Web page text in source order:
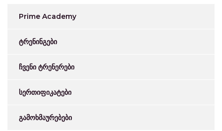
Prime Academy
ტრენინგები
ჩვენი ტრენერები
სერთიფიკატები
გამოხმაურებები